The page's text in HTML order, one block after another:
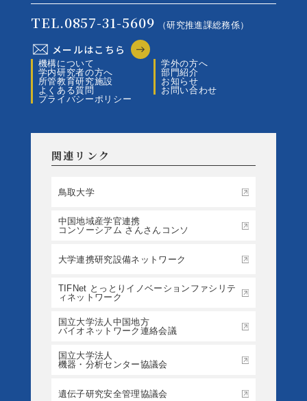
TEL.0857-31-5609 （研究推進課総務係）
メールはこちら
機構について
学外の方へ
学内研究者の方へ
部門紹介
所管教育研究施設
お知らせ
よくある質問
お問い合わせ
プライバシーポリシー
関連リンク
鳥取大学
中国地域産学官連携
コンソーシアム さんさんコンソ
大学連携研究設備ネットワーク
TIFNet とっとりイノベーションファシリテ
ィネットワーク
国立大学法人中国地方
バイオネットワーク連絡会議
国立大学法人
機器・分析センター協議会
遺伝子研究安全管理協議会